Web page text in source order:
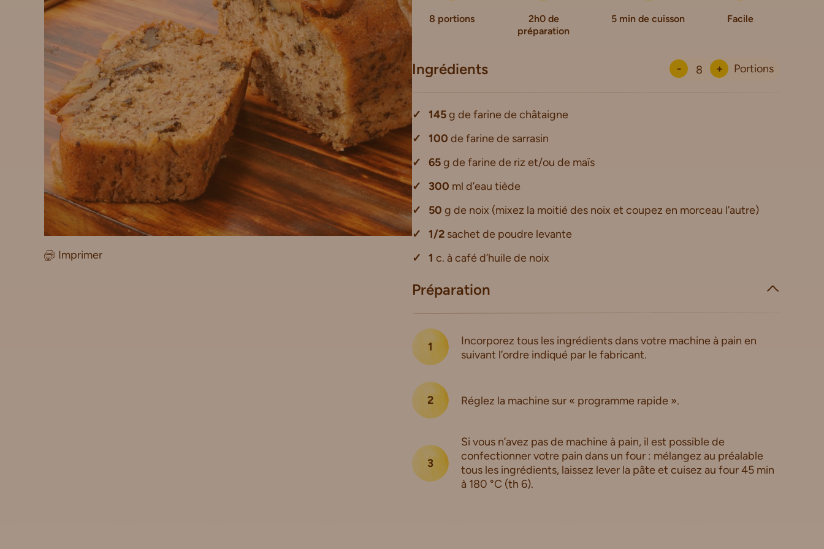
Imprimer
8 portions
2h0 de
préparation
5 min de cuisson Facile
Ingrédients - + Portions
145g de farine de châtaigne
100 de farine de sarrasin
65g de farine de riz et/ou de maïs
300 ml d’eau tiède
50 g de noix (mixez la moitié des noix et coupez en morceau l’autre)
1/2 sachet de poudre levante
1 c. à café d’huile de noix
Préparation
Incorporez tous les ingrédients dans votre machine à pain en
suivant l’ordre indiqué par le fabricant.
Réglez la machine sur « programme rapide ».
Si vous n’avez pas de machine à pain, il est possible de
confectionner votre pain dans un four : mélangez au préalable
tous les ingrédients, laissez lever la pâte et cuisez au four 45 min
à 180 °C (th 6).